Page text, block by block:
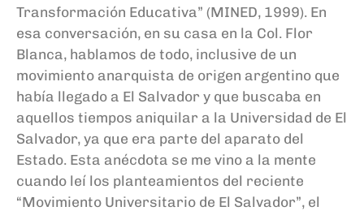
Transformación Educativa” (MINED, 1999). En
esa conversación, en su casa en la Col. Flor
Blanca, hablamos de todo, inclusive de un
movimiento anarquista de origen argentino que
había llegado a El Salvador y que buscaba en
aquellos tiempos aniquilar a la Universidad de El
Salvador, ya que era parte del aparato del
Estado. Esta anécdota se me vino a la mente
cuando leí los planteamientos del reciente
“Movimiento Universitario de El Salvador”, el